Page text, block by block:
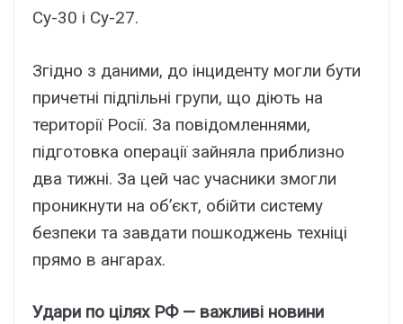
Су-30 і Су-27.
Згідно з даними, до інциденту могли бути
причетні підпільні групи, що діють на
території Росії. За повідомленнями,
підготовка операції зайняла приблизно
два тижні. За цей час учасники змогли
проникнути на об’єкт, обійти систему
безпеки та завдати пошкоджень техніці
прямо в ангарах.
Удари по цілях РФ — важливі новини